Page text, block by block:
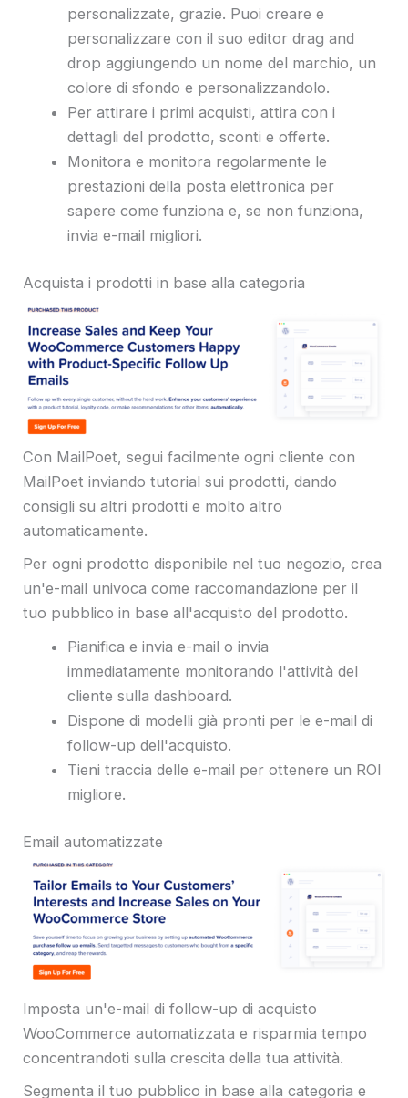
personalizzate, grazie. Puoi creare e
personalizzare con il suo editor drag and
drop aggiungendo un nome del marchio, un
colore di sfondo e personalizzandolo.
Per attirare i primi acquisti, attira con i
dettagli del prodotto, sconti e offerte.
Monitora e monitora regolarmente le
prestazioni della posta elettronica per
sapere come funziona e, se non funziona,
invia e-mail migliori.
Acquista i prodotti in base alla categoria
Con MailPoet, segui facilmente ogni cliente con
MailPoet inviando tutorial sui prodotti, dando
consigli su altri prodotti e molto altro
automaticamente.
Per ogni prodotto disponibile nel tuo negozio, crea
un'e-mail univoca come raccomandazione per il
tuo pubblico in base all'acquisto del prodotto.
Pianifica e invia e-mail o invia
immediatamente monitorando l'attività del
cliente sulla dashboard.
Dispone di modelli già pronti per le e-mail di
follow-up dell'acquisto.
Tieni traccia delle e-mail per ottenere un ROI
migliore.
Email automatizzate
Imposta un'e-mail di follow-up di acquisto
WooCommerce automatizzata e risparmia tempo
concentrandoti sulla crescita della tua attività.
Segmenta il tuo pubblico in base alla categoria e